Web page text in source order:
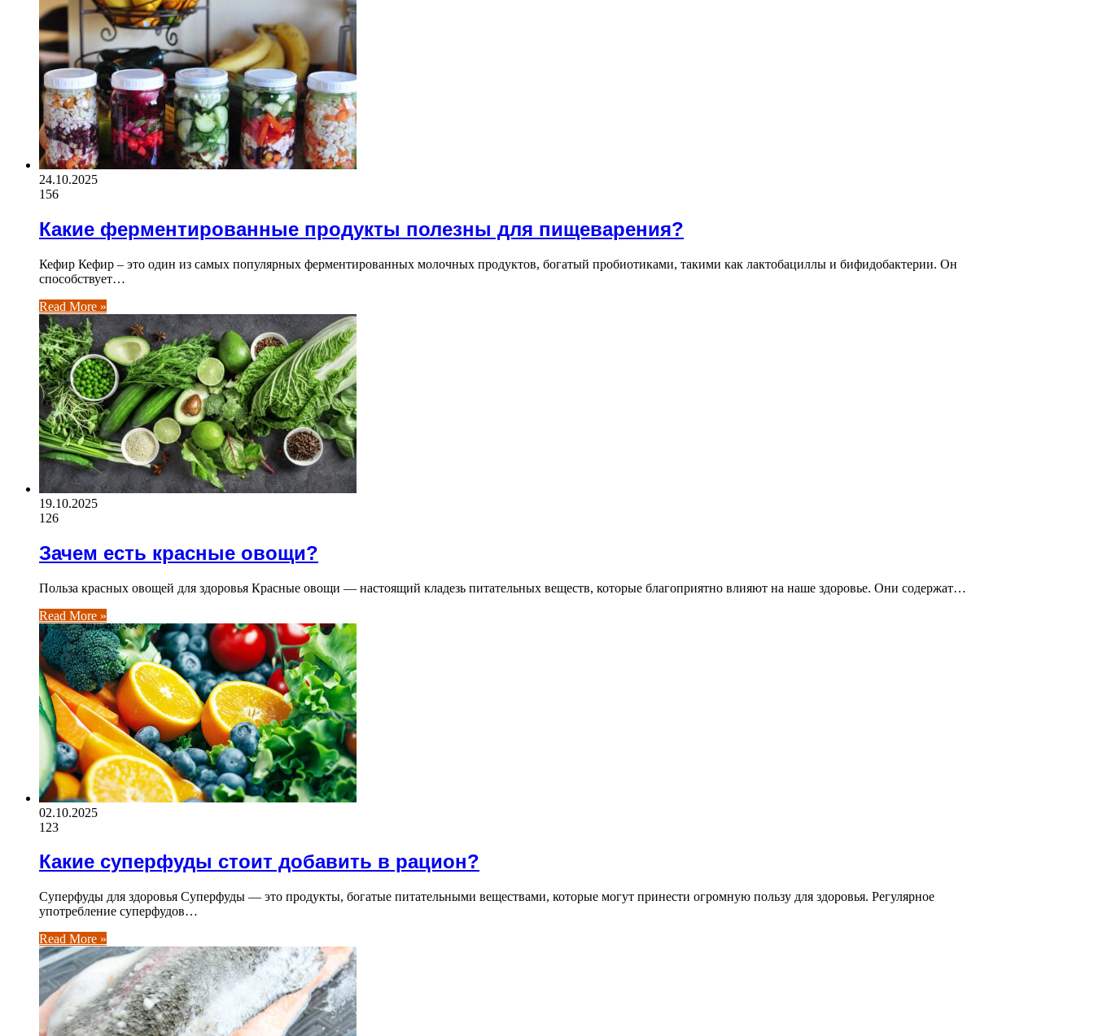
24.10.2025
156
Какие ферментированные продукты полезны для пищеварения?
Кефир Кефир – это один из самых популярных ферментированных молочных продуктов, богатый пробиотиками, такими как лактобациллы и бифидобактерии. Он
способствует…
Read More »
19.10.2025
126
Зачем есть красные овощи?
Польза красных овощей для здоровья Красные овощи — настоящий кладезь питательных веществ, которые благоприятно влияют на наше здоровье. Они содержат…
Read More »
02.10.2025
123
Какие суперфуды стоит добавить в рацион?
Суперфуды для здоровья Суперфуды — это продукты, богатые питательными веществами, которые могут принести огромную пользу для здоровья. Регулярное
употребление суперфудов…
Read More »